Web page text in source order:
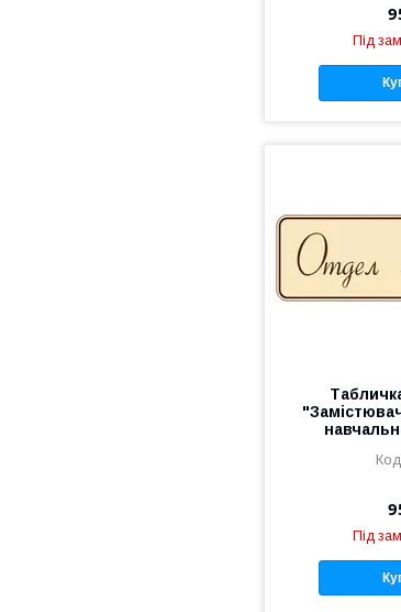
Під
Під